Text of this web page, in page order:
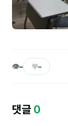
김종혁
김경태
김의중
👁– ♥–
댓글 0